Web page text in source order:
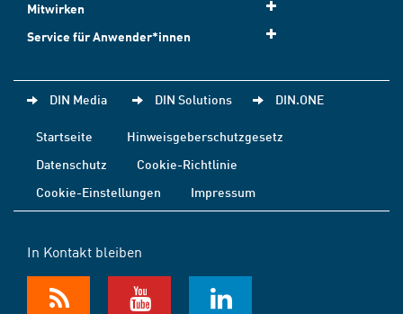
Mitwirken
Service für Anwender*innen
DIN Media DIN Solutions DIN.ONE
Startseite
Hinweisgeberschutzgesetz
Datenschutz
Cookie-Richtlinie
Cookie-Einstellungen
Impressum
In Kontakt bleiben